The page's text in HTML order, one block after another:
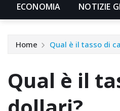
ECONOMIA NOTIZIE
Home Qual è il tasso di
Qual è il